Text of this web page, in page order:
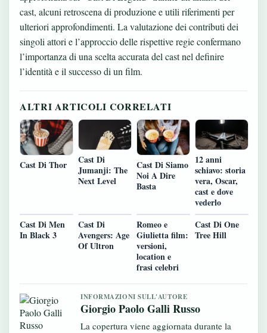
cast, alcuni retroscena di produzione e utili riferimenti per
ulteriori approfondimenti. La valutazione dei contributi dei
singoli attori e l’approccio delle rispettive regie confermano
l’importanza di una scelta accurata del cast nel definire
l’identità e il successo di un film.
ALTRI ARTICOLI CORRELATI
Cast Di Thor
Cast Di
Jumanji: The
Next Level
Cast Di Siamo
Noi A Dire
Basta
12 anni
schiavo: storia
vera, Oscar,
cast e dove
vederlo
Cast Di Men
In Black 3
Cast Di
Avengers: Age
Of Ultron
Romeo e
Giulietta film:
versioni,
location e
frasi celebri
Cast Di One
Tree Hill
INFORMAZIONI SULL'AUTORE
Giorgio Paolo Galli Russo
La copertura viene aggiornata durante la